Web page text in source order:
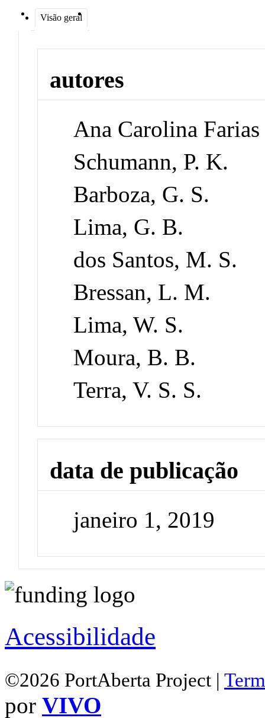
Visão geral
autores
Ana Carolina
Schumann, P. K.
Barboza, G. S.
Lima, G. B.
dos Santos, M. S.
Bressan, L. M.
Lima, W. S.
Moura, B. B.
Terra, V. S. S.
data de publicação
janeiro 1, 2019
Acessibilidade
©2026 PortAberta Project |
por VIVO